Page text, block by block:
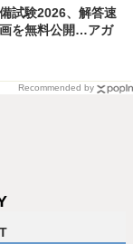
試験2026、解答速
を無料公開…アガ
Recommended by